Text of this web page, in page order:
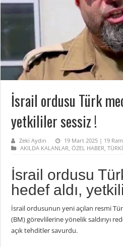
İsrail ordusu Türk
yetkililer sessiz !
Zeki Aydın
19 Mart 2025 | 19
AKILDA KALANLAR,ÖZEL HABER,
İsrail ordusu
hedef aldı,
İsrail ordusunun yeni açılan resmi
(BM) görevlilerine yönelik saldırıyı
açık tehditler savurdu.